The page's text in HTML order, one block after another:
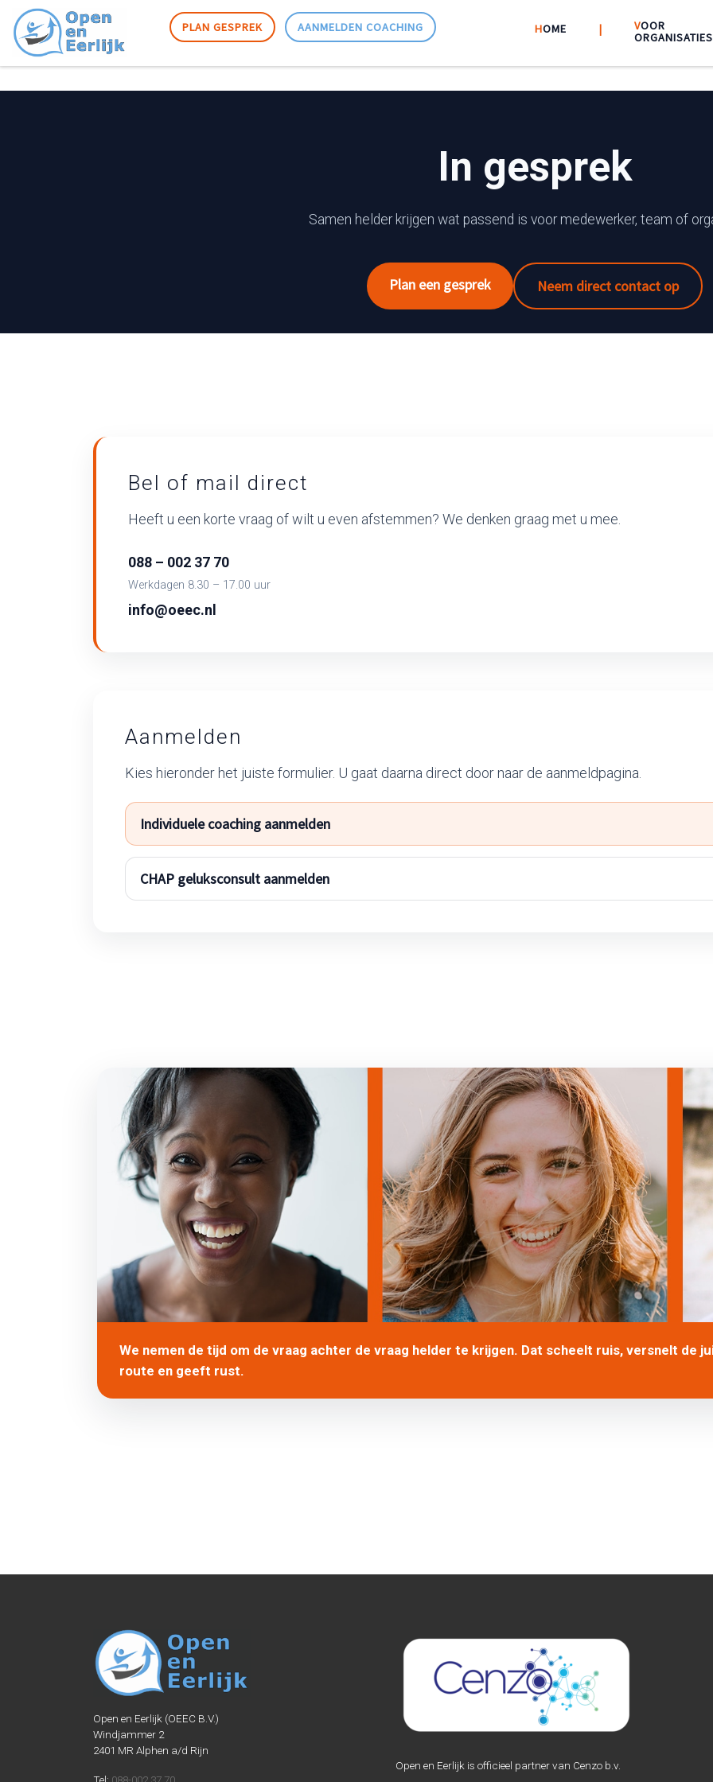
Skip to content PLAN GESPREK AANMELDEN COACHING HOME | VOOR
ORGANISATIES
In gesprek
Samen helder krijgen wat passend is voor medewerker, team of
Plan een gesprek Neem direct contact op
Bel of mail direct
Heeft u een korte vraag of wilt u even afstemmen? We denken graag met u mee.
088 – 002 37 70
Werkdagen 8.30 – 17.00 uur
info@oeec.nl
Aanmelden
Kies hieronder het juiste formulier. U gaat daarna direct door naar de aanmeldpagina.
Individuele coaching aanmelden
CHAP geluksconsult aanmelden
We nemen de tijd om de vraag achter de vraag helder te krijgen. Dat scheelt ruis, versnelt de
route en geeft rust.
Open en Eerlijk (OEEC B.V.)
Windjammer 2
2401 MR Alphen a/d Rijn
Tel: 088-002 37 70
Open en Eerlijk is officieel partner van Cenzo b.v.